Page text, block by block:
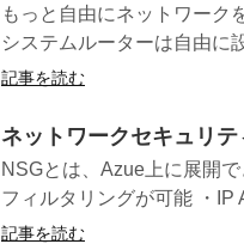
もっと自由にネットワーク
システムルーターは自由に
記事を読む
ネットワークセキュリ
NSGとは、Azue上に展開
フィルタリングが可能 ・IP
記事を読む